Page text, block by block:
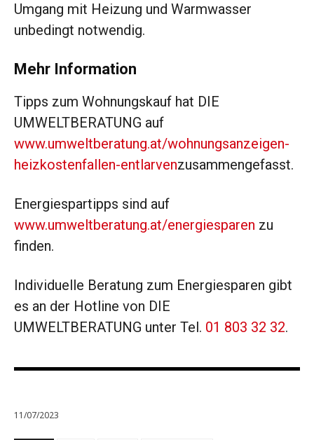
Umgang mit Heizung und Warmwasser
unbedingt notwendig.
Mehr Information
Tipps zum Wohnungskauf hat DIE
UMWELTBERATUNG auf
www.umweltberatung.at/wohnungsanzeigen-
heizkostenfallen-entlarvenzusammengefasst.
Energiespartipps sind auf
www.umweltberatung.at/energiesparen zu
finden.
Individuelle Beratung zum Energiesparen gibt
es an der Hotline von DIE
UMWELTBERATUNG unter Tel. 01 803 32 32.
11/07/2023